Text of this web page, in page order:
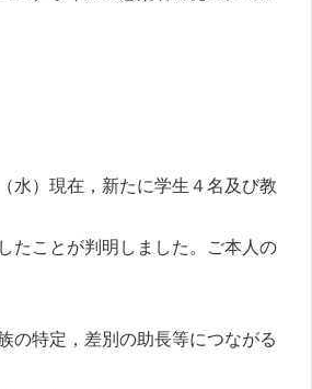
水）現在，新たに学生４名及び教
たことが判明しました。ご本人の
の特定，差別の助長等につながる